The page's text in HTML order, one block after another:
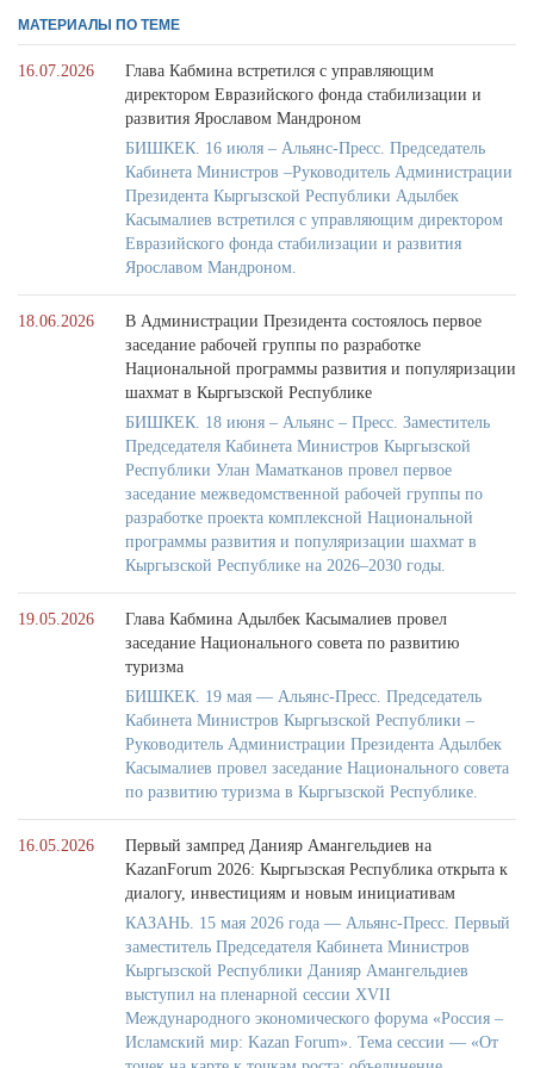
МАТЕРИАЛЫ ПО ТЕМЕ
16.07.2026
Глава Кабмина встретился с управляющим
директором Евразийского фонда стабилизации и
развития Ярославом Мандроном
БИШКЕК. 16 июля – Альянс-Пресс. Председатель
Кабинета Министров –Руководитель Администрации
Президента Кыргызской Республики Адылбек
Касымалиев встретился с управляющим директором
Евразийского фонда стабилизации и развития
Ярославом Мандроном.
18.06.2026
В Администрации Президента состоялось первое
заседание рабочей группы по разработке
Национальной программы развития и популяризации
шахмат в Кыргызской Республике
БИШКЕК. 18 июня – Альянс – Пресс. Заместитель
Председателя Кабинета Министров Кыргызской
Республики Улан Маматканов провел первое
заседание межведомственной рабочей группы по
разработке проекта комплексной Национальной
программы развития и популяризации шахмат в
Кыргызской Республике на 2026–2030 годы.
19.05.2026
Глава Кабмина Адылбек Касымалиев провел
заседание Национального совета по развитию
туризма
БИШКЕК. 19 мая — Альянс-Пресс. Председатель
Кабинета Министров Кыргызской Республики –
Руководитель Администрации Президента Адылбек
Касымалиев провел заседание Национального совета
по развитию туризма в Кыргызской Республике.
16.05.2026
Первый зампред Данияр Амангельдиев на
KazanForum 2026: Кыргызская Республика открыта к
диалогу, инвестициям и новым инициативам
КАЗАНЬ. 15 мая 2026 года — Альянс-Пресс. Первый
заместитель Председателя Кабинета Министров
Кыргызской Республики Данияр Амангельдиев
выступил на пленарной сессии XVII
Международного экономического форума «Россия –
Исламский мир: Kazan Forum». Тема сессии — «От